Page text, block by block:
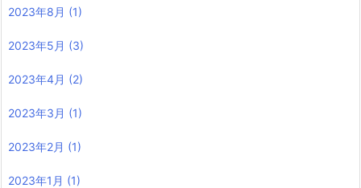
2023年8月 (1)
2023年5月 (3)
2023年4月 (2)
2023年3月 (1)
2023年2月 (1)
2023年1月 (1)